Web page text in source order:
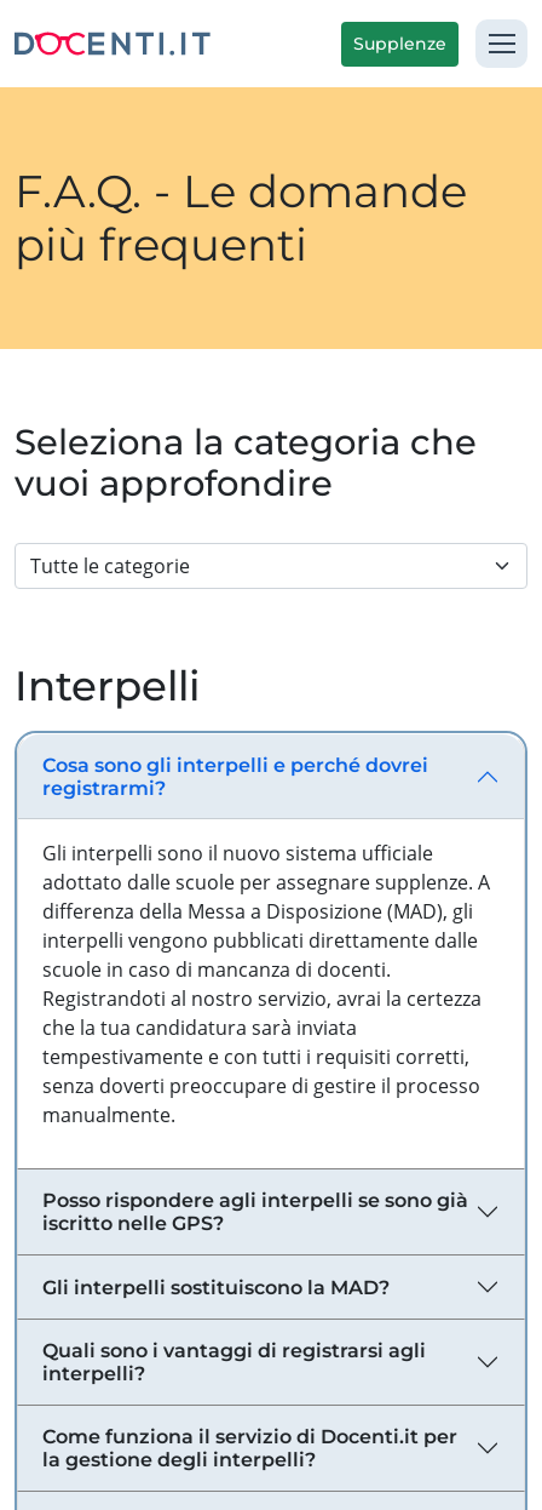
Supplenze
F.A.Q. - Le domande
più frequenti
Seleziona la categoria che
vuoi approfondire
Interpelli
Cosa sono gli interpelli e perché dovrei
registrarmi?
Gli interpelli sono il nuovo sistema ufficiale
adottato dalle scuole per assegnare supplenze. A
differenza della Messa a Disposizione (MAD), gli
interpelli vengono pubblicati direttamente dalle
scuole in caso di mancanza di docenti.
Registrandoti al nostro servizio, avrai la certezza
che la tua candidatura sarà inviata
tempestivamente e con tutti i requisiti corretti,
senza doverti preoccupare di gestire il processo
manualmente.
Posso rispondere agli interpelli se sono già
iscritto nelle GPS?
Gli interpelli sostituiscono la MAD?
Quali sono i vantaggi di registrarsi agli
interpelli?
Come funziona il servizio di Docenti.it per
la gestione degli interpelli?